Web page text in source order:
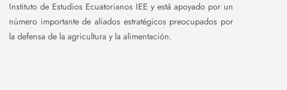
Instituto de Estudios Ecuatorianos IEE y está apoyado por un
número importante de aliados estratégicos preocupados por
la defensa de la agricultura y la alimentación.